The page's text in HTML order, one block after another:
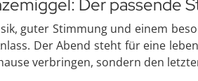
Der passende
guter Stimmung und einem
Der Abend steht für eine
verbringen, sondern den